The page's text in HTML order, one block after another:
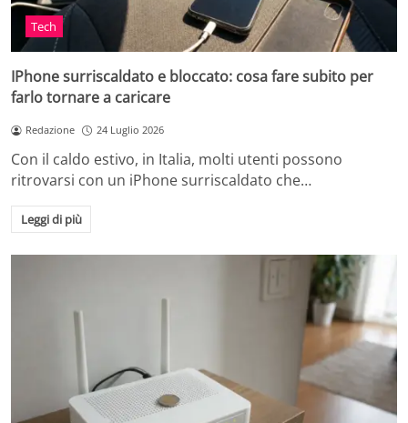
Tech
IPhone surriscaldato e bloccato: cosa fare subito per
farlo tornare a caricare
Redazione 24 Luglio 2026
Con il caldo estivo, in Italia, molti utenti possono
ritrovarsi con un iPhone surriscaldato che…
Leggi di più